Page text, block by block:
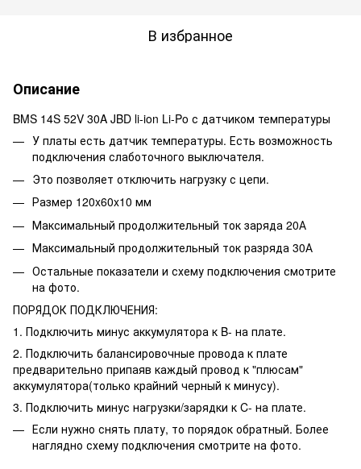
В избранное
Описание
BMS 14S 52V 30A JBD li-ion Li-Po с датчиком температуры
У платы есть датчик температуры. Есть возможность
подключения слаботочного выключателя.
Это позволяет отключить нагрузку с цепи.
Размер 120x60x10 мм
Максимальный продолжительный ток заряда 20А
Максимальный продолжительный ток разряда 30А
Остальные показатели и схему подключения смотрите
на фото.
ПОРЯДОК ПОДКЛЮЧЕНИЯ:
1. Подключить минус аккумулятора к B- на плате.
2. Подключить балансировочные провода к плате
предварительно припаяв каждый провод к "плюсам"
аккумулятора(только крайний черный к минусу).
3. Подключить минус нагрузки/зарядки к C- на плате.
Если нужно снять плату, то порядок обратный. Более
наглядно схему подключения смотрите на фото.